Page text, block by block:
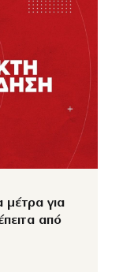
μέτρα για
από